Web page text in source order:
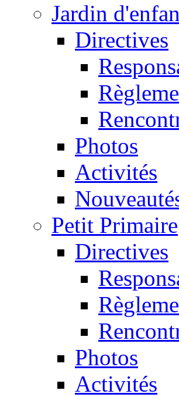
Jardin
Directives
Photos
Activités
Petit Primaire
Directives
Photos
Activités